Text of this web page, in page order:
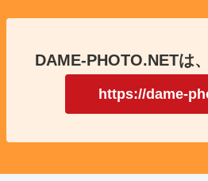
DAME-PHOTO.NETは
https://dame-